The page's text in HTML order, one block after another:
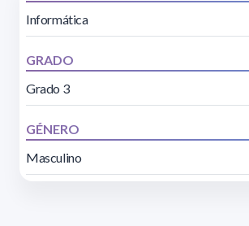
Informática
GRADO
Grado 3
GÉNERO
Masculino